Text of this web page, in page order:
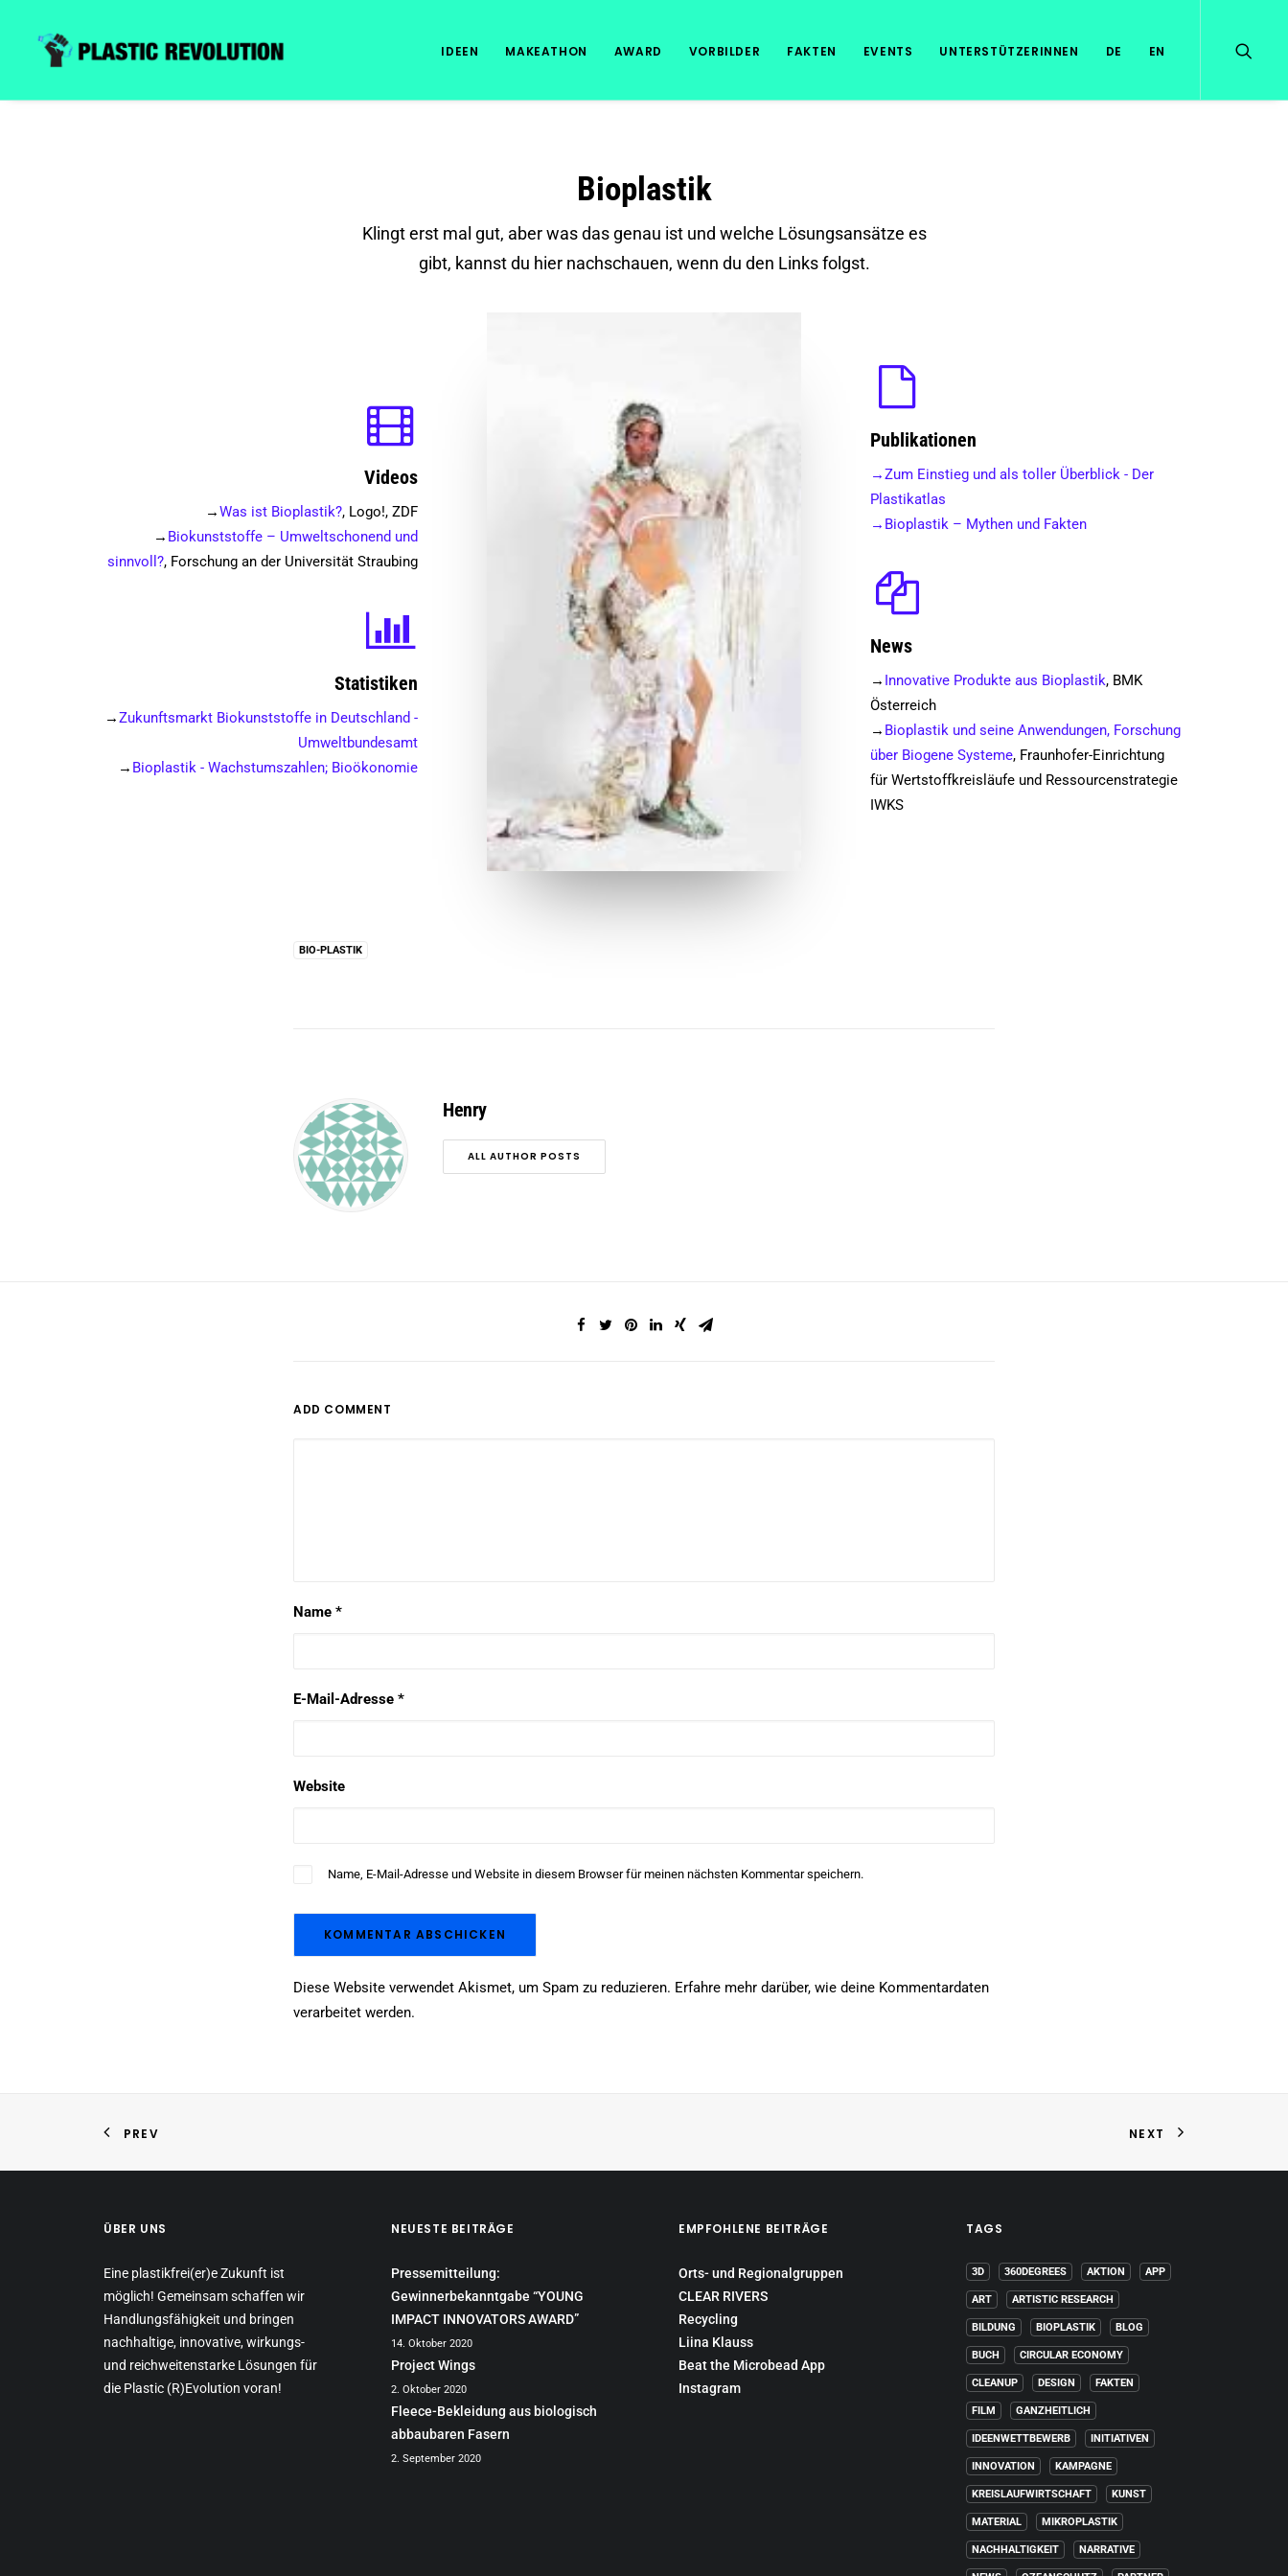
IDEEN MAKEATHON AWARD VORBILDER FAKTEN EVENTS UNTERSTÜTZERINNEN DE EN
Bioplastik
Klingt erst mal gut, aber was das genau ist und welche Lösungsansätze es
gibt, kannst du hier nachschauen, wenn du den Links folgst.
Videos
→Was ist Bioplastik?, Logo!, ZDF
→ Biokunststoffe – Umweltschonend und
sinnvoll?, Forschung an der Universität Straubing
Statistiken
→Zukunftsmarkt Biokunststoffe in Deutschland -
Umweltbundesamt
→ Bioplastik - Wachstumszahlen; Bioökonomie
Publikationen
→Zum Einstieg und als toller Überblick - Der
Plastikatlas
→Bioplastik – Mythen und Fakten
News
→ Innovative Produkte aus Bioplastik, BMK
Österreich
→ Bioplastik und seine Anwendungen, Forschung
über Biogene Systeme, Fraunhofer-Einrichtung
für Wertstoffkreisläufe und Ressourcenstrategie
IWKS
BIO-PLASTIK
Henry
ALL AUTHOR POSTS
ADD COMMENT
Name *
E-Mail-Adresse *
Website
Name, E-Mail-Adresse und Website in diesem Browser für meinen nächsten Kommentar speichern.
Diese Website verwendet Akismet, um Spam zu reduzieren. Erfahre mehr darüber, wie deine Kommentardaten
verarbeitet werden.
PREV NEXT
ÜBER UNS
Eine plastikfrei(er)e Zukunft ist
möglich! Gemeinsam schaffen wir
Handlungsfähigkeit und bringen
nachhaltige, innovative, wirkungs-
und reichweitenstarke Lösungen für
die Plastic (R)Evolution voran!
NEUESTE BEITRÄGE
Pressemitteilung:
Gewinnerbekanntgabe “YOUNG
IMPACT INNOVATORS AWARD”
14. Oktober 2020
Project Wings
2. Oktober 2020
Fleece-Bekleidung aus biologisch
abbaubaren Fasern
2. September 2020
EMPFOHLENE BEITRÄGE
Orts- und Regionalgruppen
CLEAR RIVERS
Recycling
Liina Klauss
Beat the Microbead App
Instagram
TAGS
3D 360DEGREES AKTION APP
ART ARTISTIC RESEARCH
BILDUNG BIOPLASTIK BLOG
BUCH CIRCULAR ECONOMY
CLEANUP DESIGN FAKTEN
FILM GANZHEITLICH
IDEENWETTBEWERB INITIATIVEN
INNOVATION KAMPAGNE
KREISLAUFWIRTSCHAFT KUNST
MATERIAL MIKROPLASTIK
NACHHALTIGKEIT NARRATIVE